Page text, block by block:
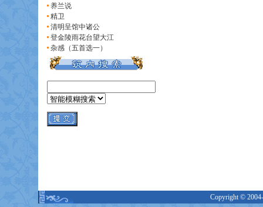
养兰说
精卫
清明呈馆中诸公
登金陵雨花台望大江
杂感（五首选一）
Copyright ©